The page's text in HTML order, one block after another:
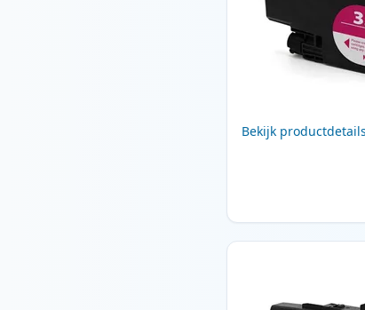
Bekijk productdetails